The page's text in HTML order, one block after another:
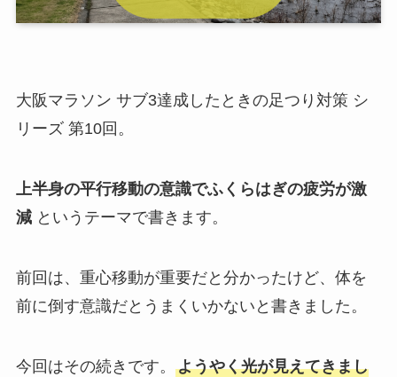
大阪マラソン サブ3達成したときの足つり対策 シ
リーズ 第10回。
上半身の平行移動の意識でふくらはぎの疲労が激
減というテーマで書きます。
前回は、重心移動が重要だと分かったけど、体を
前に倒す意識だとうまくいかないと書きました。
今回はその続きです。 ようやく光が見えてきまし